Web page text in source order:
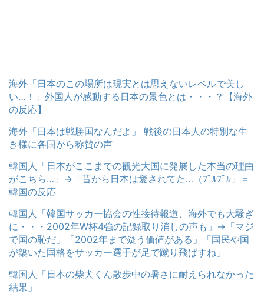
海外「日本のこの場所は現実とは思えないレベルで美し
い…！」外国人が感動する日本の景色とは・・・？【海外
の反応】
海外「日本は戦勝国なんだよ」 戦後の日本人の特別な生
き様に各国から称賛の声
韓国人「日本がここまでの観光大国に発展した本当の理由
がこちら…」→「昔から日本は愛されてた…（ﾌﾞﾙﾌﾞﾙ」＝
韓国の反応
韓国人「韓国サッカー協会の性接待報道、海外でも大騒ぎ
に・・・2002年W杯4強の記録取り消しの声も」→「マジ
で国の恥だ」「2002年まで疑う価値がある」「国民や国
が築いた国格をサッカー選手が足で蹴り飛ばすね」
韓国人「日本の柴犬くん散歩中の暑さに耐えられなかった
結果」